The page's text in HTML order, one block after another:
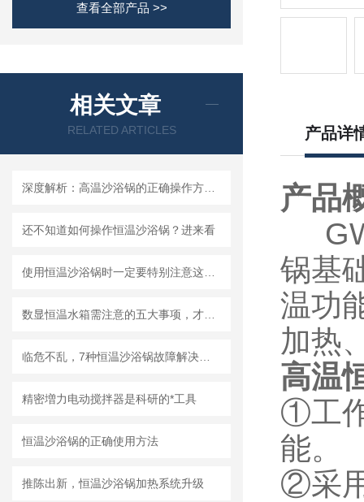
查看全部产品 >>
相关文章
RELATED ARTICLES
还不知道如何操作恒温沙浴锅？进来看
精密増力电动搅拌器是科研的*工具
恒温沙浴锅的正确使用方法
推陈出新，恒温沙浴锅加热系统升级
产品详
产品
锅基
温功
加热
高温
①工
能。
②采